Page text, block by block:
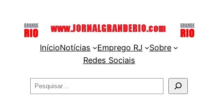
InícioNotícias Emprego RJ
Sobre
Redes Sociais
Pesquisar